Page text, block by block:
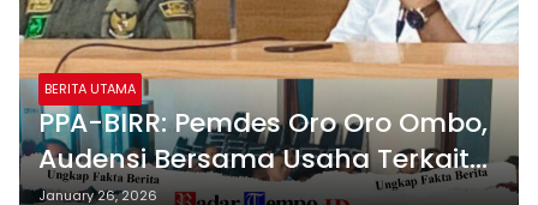
BERITA UTAMA
PPA-BIRR: Pemdes Oro Oro Ombo,
Audensi Bersama Usaha Terkait
Penanaman Pohon
January 26, 2026